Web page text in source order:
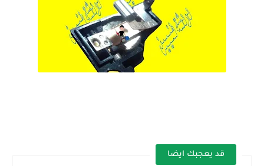
قد يعجبك ايضا